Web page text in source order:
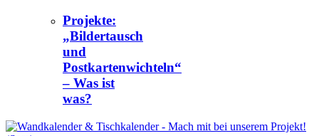
Projekte:
„Bildertausch
und
Postkartenwichteln“
– Was ist
was?